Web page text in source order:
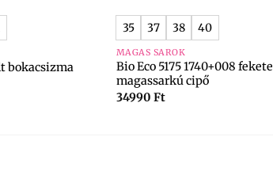
bokacsizma
35 37 38 40
MAGAS SAROK
Bio Eco 5175 1740+008 fekete
magassarkú cipő
34990 Ft